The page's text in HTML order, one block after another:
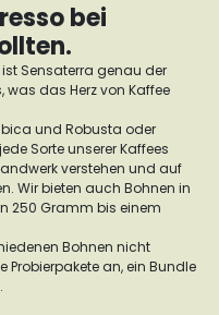
bei
ist Sensaterra genau der
was das Herz von Kaffee
und Robusta oder
Sorte unserer Kaffees
verstehen und auf
Wir bieten auch Bohnen in
250 Gramm bis einem
Bohnen nicht
Probierpakete an, ein Bundle